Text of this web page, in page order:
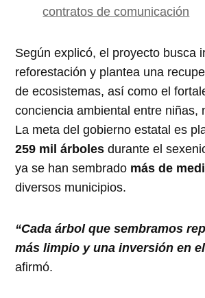
contratos de comunicación
Según explicó, el proyecto busca
reforestación y plantea una
de ecosistemas, así como el
conciencia ambiental entre niñas,
La meta del gobierno estatal es
259 mil árboles durante el
ya se han sembrado más de
diversos municipios.
“Cada árbol que sembramos
más limpio y una inversión en
afirmó.